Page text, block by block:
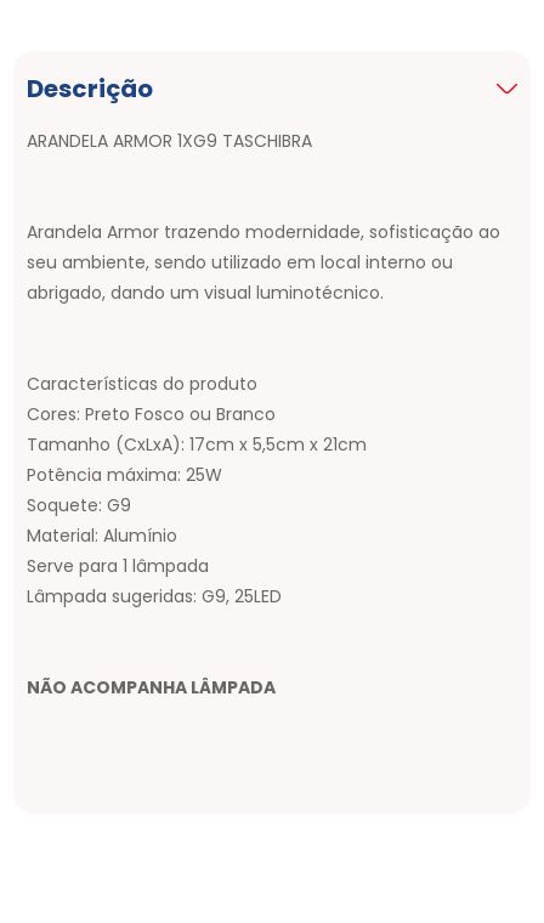
Descrição
ARANDELA ARMOR 1XG9 TASCHIBRA
Arandela Armor trazendo modernidade, sofisticação ao
seu ambiente, sendo utilizado em local interno ou
abrigado, dando um visual luminotécnico.
Características do produto
Cores: Preto Fosco ou Branco
Tamanho (CxLxA): 17cm x 5,5cm x 21cm
Potência máxima: 25W
Soquete: G9
Material: Alumínio
Serve para 1 lâmpada
Lâmpada sugeridas: G9, 25LED
NÃO ACOMPANHA LÂMPADA